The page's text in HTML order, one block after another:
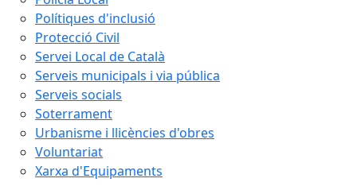
Polítiques d'inclusió
Protecció Civil
Servei Local de Català
Serveis municipals i via pública
Serveis socials
Soterrament
Urbanisme i llicències d'obres
Voluntariat
Xarxa d'Equipaments